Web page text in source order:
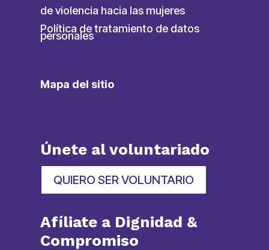
de violencia hacia las mujeres
Política de tratamiento de datos
personales
Mapa del sitio
Únete al voluntariado
QUIERO SER VOLUNTARIO
Afíliate a Dignidad &
Compromiso